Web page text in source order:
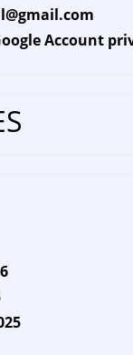
Account